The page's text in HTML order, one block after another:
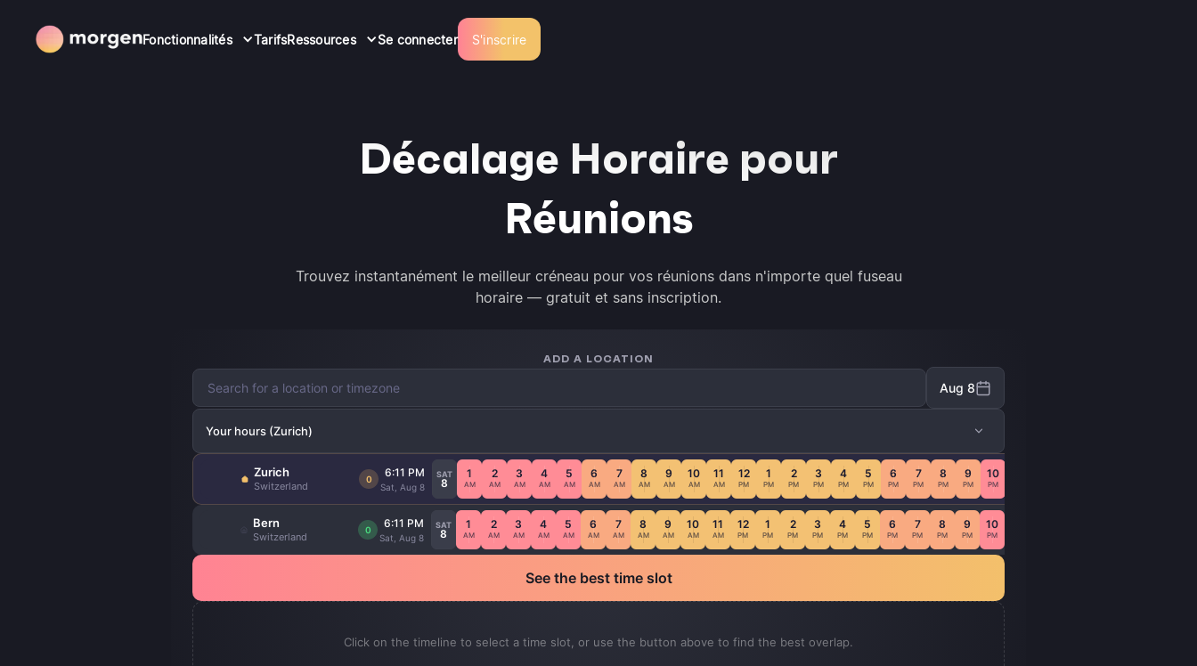
Fonctionnalités TarifsRessources Se connecter S'inscrire
Décalage Horaire pour
Réunions
Trouvez instantanément le meilleur créneau pour vos réunions dans n'importe quel fuseau
horaire — gratuit et sans inscription.
ADD A LOCATION
Aug 8
Your hours (Zurich)
Zurich
Switzerland
0
6:11 PM
Sat, Aug 8
SAT
8
1
AM
2
AM
3
AM
4
AM
5
AM
6
AM
7
AM
8
AM
9
AM
10
AM
11
AM
12
PM
1
PM
2
PM
3
PM
4
PM
5
PM
6
PM
7
PM
8
PM
9
PM
10
PM
Bern
Switzerland
0
6:11 PM
Sat, Aug 8
SAT
8
1
AM
2
AM
3
AM
4
AM
5
AM
6
AM
7
AM
8
AM
9
AM
10
AM
11
AM
12
PM
1
PM
2
PM
3
PM
4
PM
5
PM
6
PM
7
PM
8
PM
9
PM
10
PM
See the best time slot
Click on the timeline to select a time slot, or use the button above to find the best overlap.